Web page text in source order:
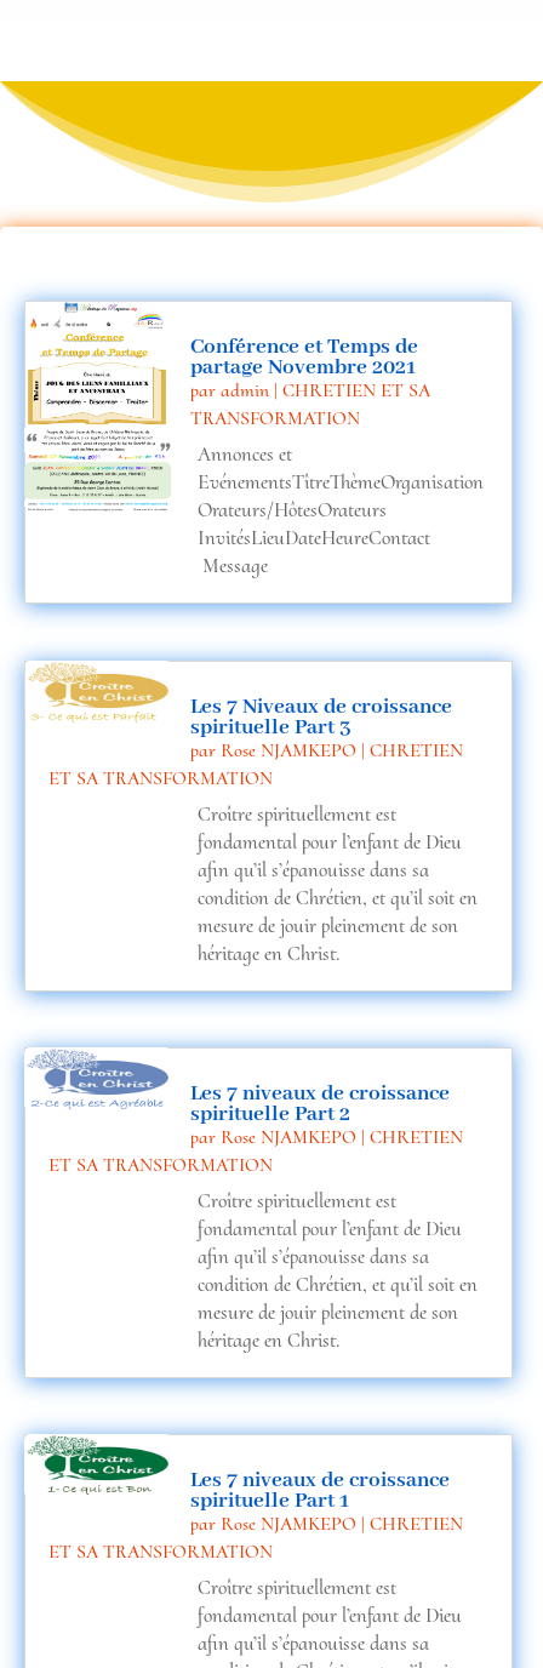
ro
w
do
w
n
ic
o
n
Conférence et Temps de
partage Novembre 2021
par admin | CHRETIEN ET SA
TRANSFORMATION
Annonces et
EvénementsTîtreThèmeOrganisation
Orateurs/HôtesOrateurs
InvitésLieuDateHeureContact
Message
Les 7 Niveaux de croissance
spirituelle Part 3
par Rose NJAMKEPO | CHRETIEN
ET SA TRANSFORMATION
Croître spirituellement est
fondamental pour l’enfant de Dieu
afin qu’il s’épanouisse dans sa
condition de Chrétien, et qu’il soit en
mesure de jouir pleinement de son
héritage en Christ.
Les 7 niveaux de croissance
spirituelle Part 2
par Rose NJAMKEPO | CHRETIEN
ET SA TRANSFORMATION
Croître spirituellement est
fondamental pour l’enfant de Dieu
afin qu’il s’épanouisse dans sa
condition de Chrétien, et qu’il soit en
mesure de jouir pleinement de son
héritage en Christ.
Les 7 niveaux de croissance
spirituelle Part 1
par Rose NJAMKEPO | CHRETIEN
ET SA TRANSFORMATION
Croître spirituellement est
fondamental pour l’enfant de Dieu
afin qu’il s’épanouisse dans sa